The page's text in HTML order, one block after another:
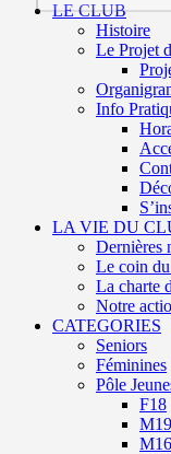
LE CLUB
Histoire
Le Projet
Info
LA VIE DU
Dernières
Le coin
La charte
Notre
CATEGORIES
Seniors
Féminines
Pôle
F18
M19
M16